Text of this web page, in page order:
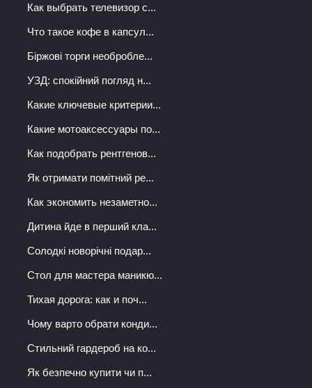
Как выбрать телевизор с...
Что такое кофе в капсул...
Біржові торги необробле...
УЗД: спокійний погляд н...
Какие ключевые критерии...
Какие мотоаксессуары по...
Как подобрать рентгенов...
Як отримати помітний ре...
Как экономить незаметно...
Дитина йде в перший кла...
Солодкі новорічні подар...
Стол для мастера маникю...
Тихая дорога: как и поч...
Чому варто обрати конди...
Стильний гардероб на ко...
Як безпечно купити чи п...